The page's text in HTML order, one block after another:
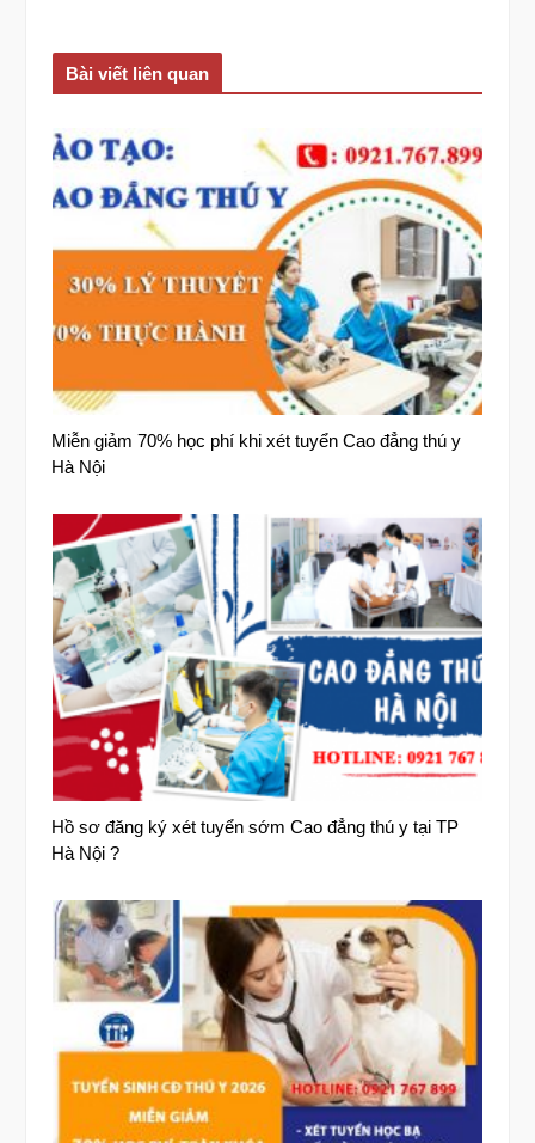
Bài viết liên quan
Miễn giảm 70% học phí khi xét tuyển Cao đẳng thú y
Hà Nội
Hồ sơ đăng ký xét tuyển sớm Cao đẳng thú y tại TP
Hà Nội ?